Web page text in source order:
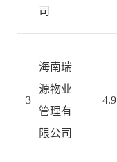
司
3
海南瑞
源物业
管理有
限公司
4.9